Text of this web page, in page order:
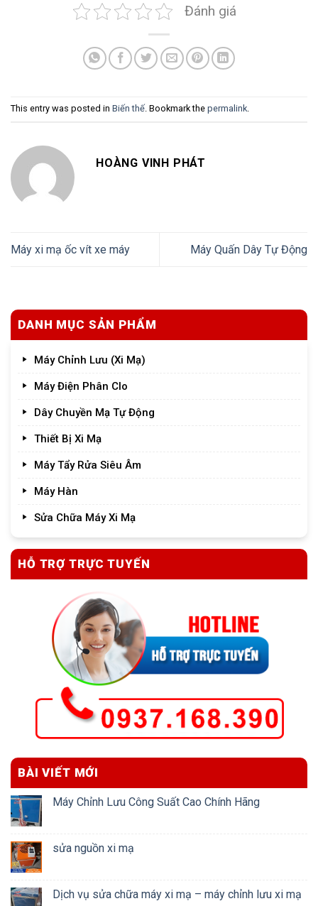
Đánh giá
This entry was posted in Biến thế. Bookmark the permalink.
HOÀNG VINH PHÁT
Máy xi mạ ốc vít xe máy Máy Quấn Dây Tự Động
DANH MỤC SẢN PHẨM
Máy Chỉnh Lưu (Xi Mạ)
Máy Điện Phân Clo
Dây Chuyền Mạ Tự Động
Thiết Bị Xi Mạ
Máy Tẩy Rửa Siêu Âm
Máy Hàn
Sửa Chữa Máy Xi Mạ
HỖ TRỢ TRỰC TUYẾN
BÀI VIẾT MỚI
Máy Chỉnh Lưu Công Suất Cao Chính Hãng
sửa nguồn xi mạ
Dịch vụ sửa chữa máy xi mạ – máy chỉnh lưu xi mạ